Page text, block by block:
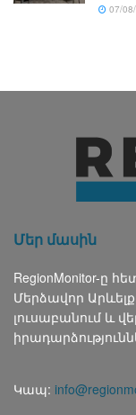
07/
Մեր մասին
RegionMonitor-ը
Մերձավոր
լուսաբանում և
Կապ: